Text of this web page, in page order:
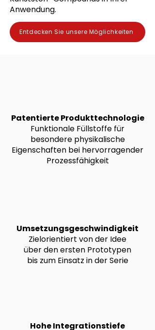
Anwendung.
Entdecken Sie unsere Möglichkeiten
Patentierte Produkttechnologie
Funktionale Füllstoffe für
besondere physikalische
Eigenschaften bei hervorragender
Prozessfähigkeit
Umsetzungsgeschwindigkeit
Zielorientiert von der Idee
über den ersten Prototypen
bis zum Einsatz in der Serie
Hohe Integrationstiefe